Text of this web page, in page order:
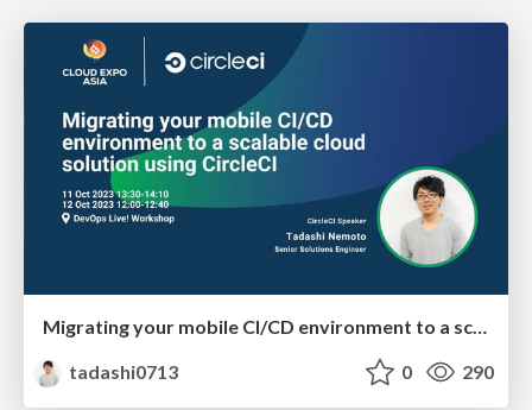
Migrating your mobile CI/CD environment to a scalable cloud solution using CircleCI
tadashi0713
0 290